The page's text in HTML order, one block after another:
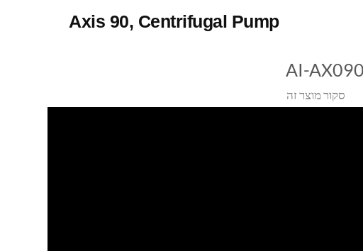
Axis 90, Centrifugal Pump
סקור מוצר זה
AI-AX090